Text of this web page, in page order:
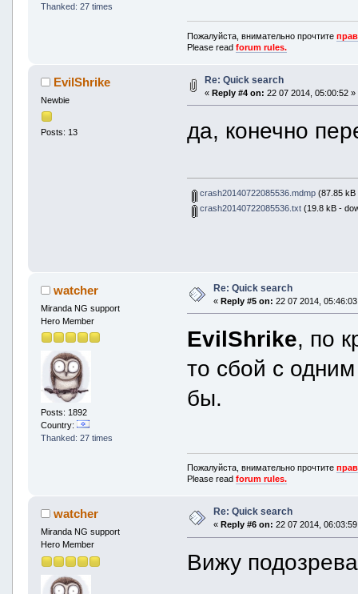
Thanked: 27 times
Пожалуйста, внимательно прочтите
Please readforum rules.
EvilShrike
Newbie
Posts: 13
Re: Quick search
« Reply #4 on: 22 07 2014, 05:00:52 »
да, конечно
crash20140722085536.mdmp(87.85 kB
crash20140722085536.txt(19.8 kB -
watcher
Miranda NG support
Hero Member
Posts: 1892
Country:
Thanked: 27 times
Re: Quick search
« Reply #5 on: 22 07 2014,
EvilShrike, по
то сбой с
бы.
Пожалуйста, внимательно прочтите
Please readforum rules.
watcher
Miranda NG support
Hero Member
Re: Quick search
« Reply #6 on: 22 07 2014,
Вижу